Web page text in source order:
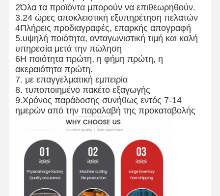
Στρογγυλοί από ανοξείδωτο χάλυβα
Αλουμινένιες ράβδοι και περιτυλίγματα
Χάλκινες Λωρίδες και Χάλκινες ράβδους
Πλινθώματα ψευδάργυρου
Κελύβια Ίγκοντς και Πλάκες Κελύβδου
2Όλα τα προϊόντα μπορούν να επιθεωρηθούν.
3.24 ώρες αποκλειστική εξυπηρέτηση πελατών
4Πλήρεις προδιαγραφές, επαρκής απογραφή
5.υψηλή ποιότητα, ανταγωνιστική τιμή και καλή
υπηρεσία μετά την πώληση
6Η ποιότητα πρώτη, η φήμη πρώτη, η
ακεραιότητα πρώτη.
7. με επαγγελματική εμπειρία
8. τυποποιημένο πακέτο εξαγωγής
9.Χρόνος παράδοσης συνήθως εντός 7-14
ημερών από την παραλαβή της προκαταβολής